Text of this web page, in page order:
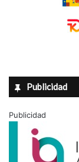
Publicidad
Publicidad